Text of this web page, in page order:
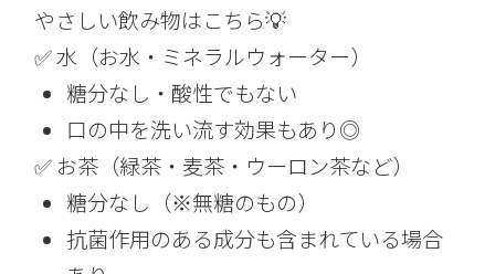
やさしい飲み物はこちら💡
✅ 水（お水・ミネラルウォーター）
糖分なし・酸性でもない
口の中を洗い流す効果もあり◎
✅ お茶（緑茶・麦茶・ウーロン茶など）
糖分なし（※無糖のもの）
抗菌作用のある成分も含まれている場合